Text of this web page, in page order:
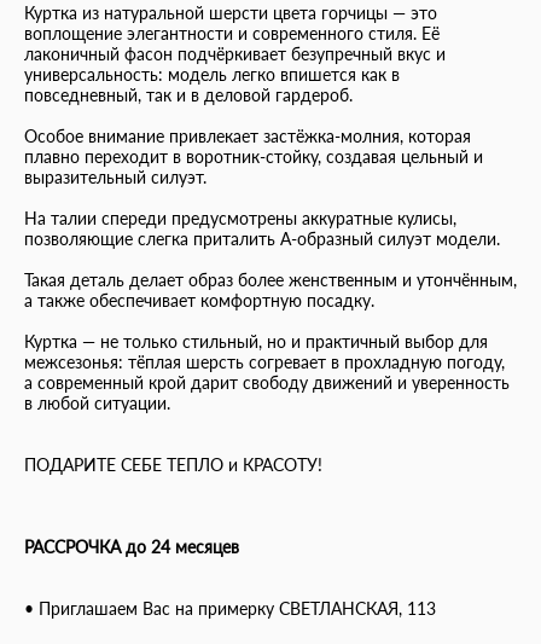
Куртка из натуральной шерсти цвета горчицы — это
воплощение элегантности и современного стиля. Её
лаконичный фасон подчёркивает безупречный вкус и
универсальность: модель легко впишется как в
повседневный, так и в деловой гардероб.
Особое внимание привлекает застёжка-молния, которая
плавно переходит в воротник-стойку, создавая цельный и
выразительный силуэт.
На талии спереди предусмотрены аккуратные кулисы,
позволяющие слегка приталить А-образный силуэт модели.
Такая деталь делает образ более женственным и утончённым,
а также обеспечивает комфортную посадку.
Куртка — не только стильный, но и практичный выбор для
межсезонья: тёплая шерсть согревает в прохладную погоду,
а современный крой дарит свободу движений и уверенность
в любой ситуации.
ПОДАРИТЕ СЕБЕ ТЕПЛО и КРАСОТУ!
РАССРОЧКА до 24 месяцев
• Приглашаем Вас на примерку СВЕТЛАНСКАЯ, 113